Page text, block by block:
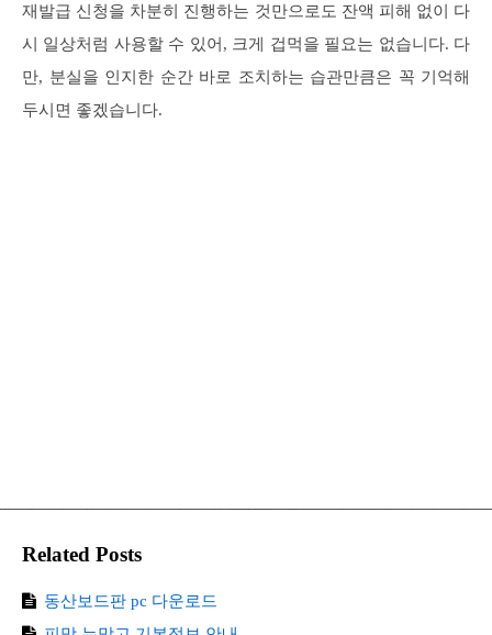
재발급 신청을 차분히 진행하는 것만으로도 잔액 피해 없이 다
시 일상처럼 사용할 수 있어, 크게 겁먹을 필요는 없습니다. 다
만, 분실을 인지한 순간 바로 조치하는 습관만큼은 꼭 기억해
두시면 좋겠습니다.
Related Posts
동산보드판 pc 다운로드